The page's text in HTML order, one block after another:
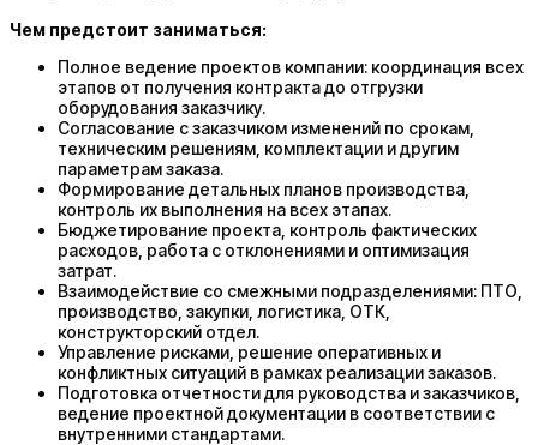
Чем предстоит заниматься:
Полное ведение проектов компании: координация всех
этапов от получения контракта до отгрузки
оборудования заказчику.
Согласование с заказчиком изменений по срокам,
техническим решениям, комплектации и другим
параметрам заказа.
Формирование детальных планов производства,
контроль их выполнения на всех этапах.
Бюджетирование проекта, контроль фактических
расходов, работа с отклонениями и оптимизация
затрат.
Взаимодействие со смежными подразделениями: ПТО,
производство, закупки, логистика, ОТК,
конструкторский отдел.
Управление рисками, решение оперативных и
конфликтных ситуаций в рамках реализации заказов.
Подготовка отчетности для руководства и заказчиков,
ведение проектной документации в соответствии с
внутренними стандартами.